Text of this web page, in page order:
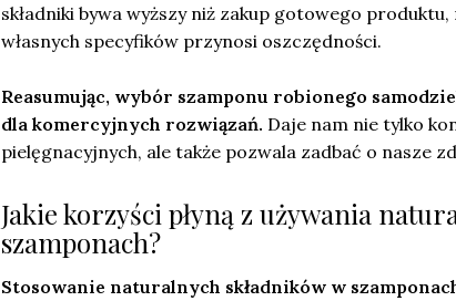
składniki bywa wyższy niż zakup gotowego
własnych specyfików przynosi oszczędności.
Reasumując, wybór szamponu robionego
dla komercyjnych rozwiązań. Daje nam nie tylko
pielęgnacyjnych, ale także pozwala zadbać o nasze
Jakie korzyści płyną z używania
szamponach?
Stosowanie naturalnych składników w